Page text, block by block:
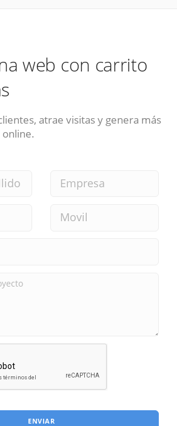
web con carrito
atrae visitas y genera más
ENVIAR